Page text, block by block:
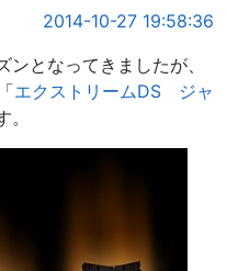
2014-10-27 19:58:36
となってきましたが、
エクストリームDS ジャ